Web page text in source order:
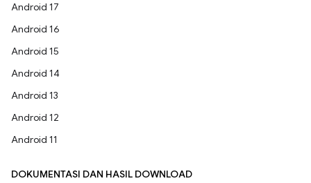
Android 17
Android 16
Android 15
Android 14
Android 13
Android 12
Android 11
DOKUMENTASI DAN HASIL DOWNLOAD